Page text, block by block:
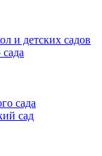
и детских садов
сада
сад